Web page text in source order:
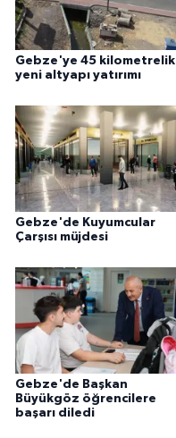
Gebze'ye 45 kilometrelik
yeni altyapı yatırımı
Gebze'de Kuyumcular
Çarşısı müjdesi
Gebze'de Başkan
Büyükgöz öğrencilere
başarı diledi